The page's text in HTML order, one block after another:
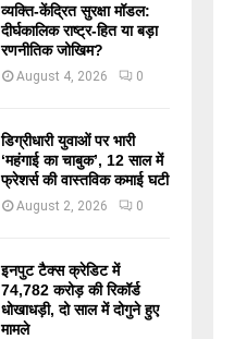
व्यक्ति-केंद्रित सुरक्षा मॉडल:
दीर्घकालिक राष्ट्र-हित या बड़ा
रणनीतिक जोखिम?
August 4, 2026 0
डिग्रीधारी युवाओं पर भारी
‘महंगाई का चाबुक’, 12 साल में
फ्रेशर्स की वास्तविक कमाई घटी
August 2, 2026 0
इनपुट टैक्स क्रेडिट में
74,782 करोड़ की रिकॉर्ड
धोखाधड़ी, दो साल में दोगुने हुए
मामले